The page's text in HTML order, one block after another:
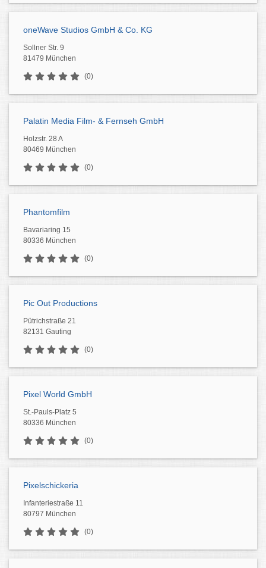
oneWave Studios GmbH & Co. KG
Sollner Str. 9
81479 München
(0)
Palatin Media Film- & Fernseh GmbH
Holzstr. 28 A
80469 München
(0)
Phantomfilm
Bavariaring 15
80336 München
(0)
Pic Out Productions
Pütrichstraße 21
82131 Gauting
(0)
Pixel World GmbH
St.-Pauls-Platz 5
80336 München
(0)
Pixelschickeria
Infanteriestraße 11
80797 München
(0)